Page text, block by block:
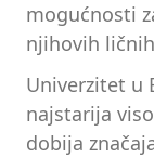
mogućnosti
njihovih
Univerzitet u
najstarija
dobija